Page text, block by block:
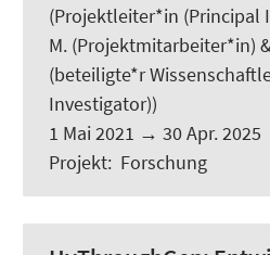
(Projektleiter*in (Principal
M. (Projektmitarbeiter*in)
(beteiligte*r
Investigator))
1 Mai 2021 → 30 Apr. 2025
Projekt: Forschung